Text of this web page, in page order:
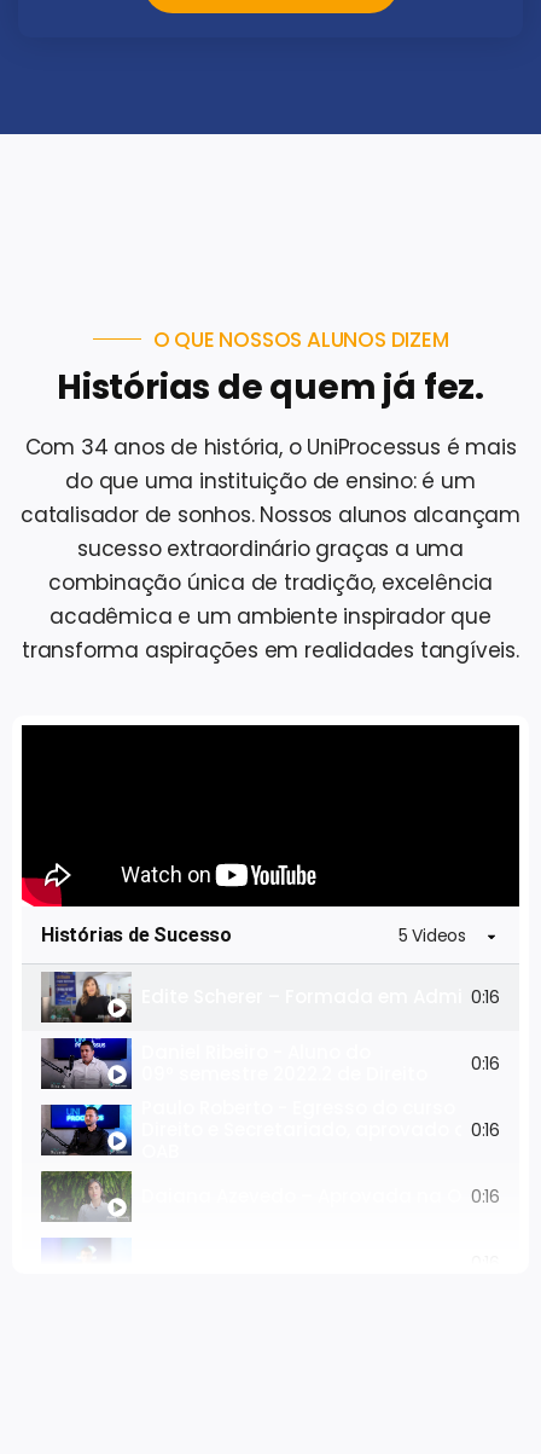
O QUE NOSSOS ALUNOS DIZEM
Histórias de quem já fez.
Com 34 anos de história, o UniProcessus é mais
do que uma instituição de ensino: é um
catalisador de sonhos. Nossos alunos alcançam
sucesso extraordinário graças a uma
combinação única de tradição, excelência
acadêmica e um ambiente inspirador que
transforma aspirações em realidades tangíveis.
Histórias de Sucesso 5 Videos
Edite Scherer – Formada em 0:16
0:16
Direito e Secretariado, aprovado da0:16
Daiana Azevedo – Aprovada na OAB
0:16